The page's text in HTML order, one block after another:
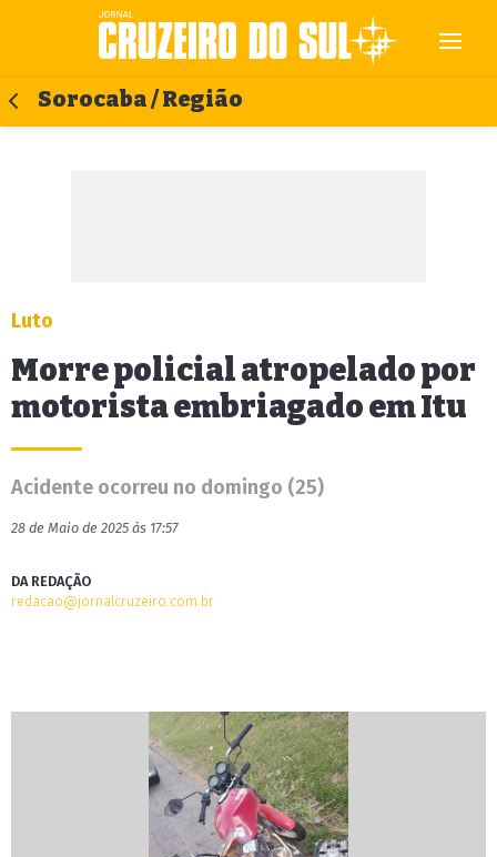
Sorocaba / Região
Luto
Morre policial atropelado por
motorista embriagado em Itu
Acidente ocorreu no domingo (25)
28 de Maio de 2025 às 17:57
DA REDAÇÃO
redacao@jornalcruzeiro.com.br